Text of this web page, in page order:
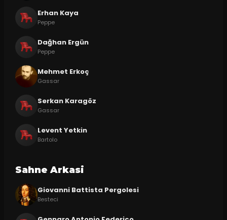
Erhan Kaya
Peppe
Dağhan Ergün
Peppe
Mehmet Erkoç
Gassar
Serkan Karagöz
Gassar
Levent Yetkin
Bartolo
Sahne Arkasi
Giovanni Battista Pergolesi
Besteci